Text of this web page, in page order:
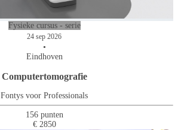
Fysieke cursus - serie
24 sep 2026
•
Eindhoven
Computertomografie
Fontys voor Professionals
156 punten
€ 2850